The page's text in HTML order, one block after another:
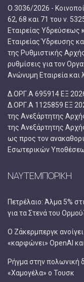
Ο.3036/2026 -
62, 68 και 71 του ν.
Εταιρείας
Εταιρείας Ύδρευσης
της Ρυθμιστικής
ρυθμίσεις για τον
Ανώνυμη Εταιρεία και
Δ.ΟΡΓ.Α 695914 ΕΞ
Δ.ΟΡΓ.Α 1125859 ΕΞ
της Ανεξάρτητης
της Ανεξάρτητης
ως προς τον
Εσωτερικών
ΝΑΥΤΕΜΠΟΡΙΚΗ
Πετρέλαιο: Άλμα 5%
για τα Στενά του
Ο Ζάκερμπεργκ
«καρφώνει» OpenAI
Ρήγμα στην πολωνική
«Χαμογέλα» ο Τουσκ